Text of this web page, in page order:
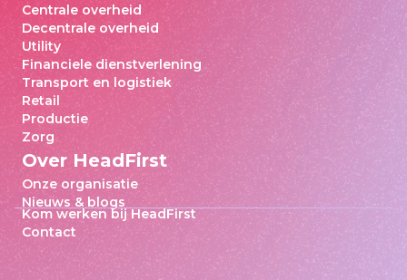
Centrale overheid
Decentrale overheid
Utility
Financiele dienstverlening
Transport en logistiek
Retail
Productie
Zorg
Over HeadFirst
Onze organisatie
Nieuws & blogs
Kom werken bij HeadFirst
Contact